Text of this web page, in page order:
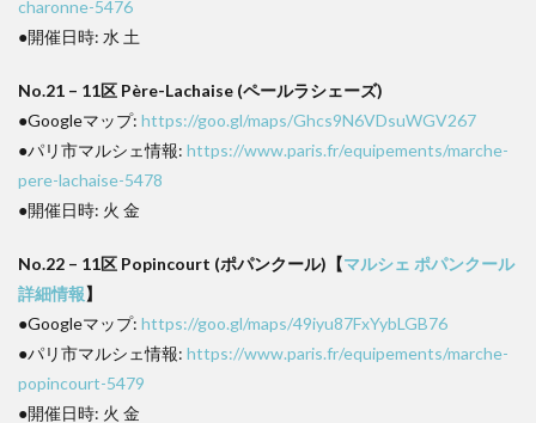
charonne-5476
●開催日時: 水 土
No.21 – 11区 Père-Lachaise (ペールラシェーズ)
●Googleマップ: https://goo.gl/maps/Ghcs9N6VDsuWGV267
●パリ市マルシェ情報: https://www.paris.fr/equipements/marche-
pere-lachaise-5478
●開催日時: 火 金
No.22 – 11区 Popincourt (ポパンクール)【マルシェ ポパンクール
詳細情報】
●Googleマップ: https://goo.gl/maps/49iyu87FxYybLGB76
●パリ市マルシェ情報: https://www.paris.fr/equipements/marche-
popincourt-5479
●開催日時: 火 金